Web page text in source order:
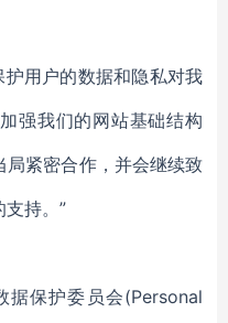
用户的数据和隐私对我
强我们的网站基础结构
紧密合作，并会继续致
持。”
据保护委员会(Personal